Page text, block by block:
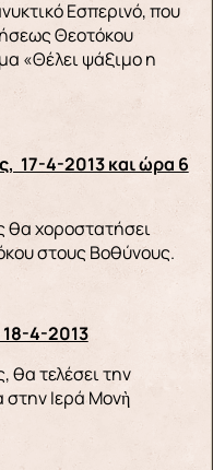
Εσπερινό, που
Θεοτόκου
«Θέλει ψάξιμο η
17-4-2013 και ώρα 6
θα χοροστατήσει
στους Βοθύνους.
4-2013
θα τελέσει την
στην Ιερά Μονὴ